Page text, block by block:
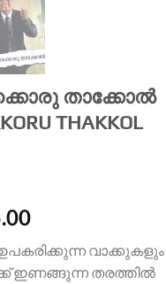
താക്കോൽ
THAKKOL
ഇണങ്ങുന്ന തരത്തിൽ